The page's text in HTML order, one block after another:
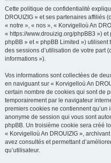
Cette politique de confidentialité
DROUIZIG » et ses partenaires affiliés
« notre », « nos », « Korvigelloù An
« https://www.drouizig.org/phpBB3 »)
phpBB » et « phpBB Limited »)
des sessions d’utilisation de votre part
informations »).
Vos informations sont collectées de
en naviguant sur « Korvigelloù An
certain nombre de cookies qui sont de
temporairement par le navigateur
premiers cookies ne contiennent
anonyme de session qui vous sont
phpBB. Un troisième cookie sera créé
« Korvigelloù An DROUIZIG »,
avez consultés et permettant
qu’utilisateur.